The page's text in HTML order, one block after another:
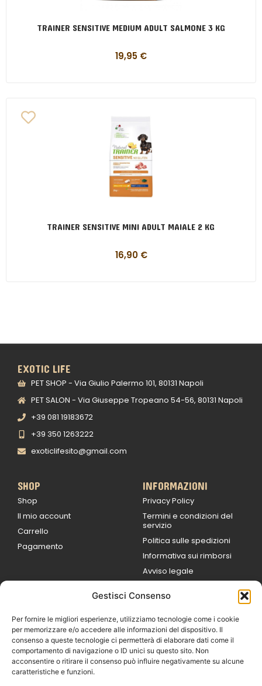
Gestisci Consenso
Per fornire le migliori esperienze, utilizziamo tecnologie come i cookie
per memorizzare e/o accedere alle informazioni del dispositivo. Il
consenso a queste tecnologie ci permetterà di elaborare dati come il
comportamento di navigazione o ID unici su questo sito. Non
acconsentire o ritirare il consenso può influire negativamente su alcune
caratteristiche e funzioni.
TRAINER SENSITIVE MEDIUM ADULT SALMONE 3 KG
19,95 €
TRAINER SENSITIVE MINI ADULT MAIALE 2 KG
16,90 €
EXOTIC LIFE
PET SHOP - Via Giulio Palermo 101, 80131 Napoli
PET SALON - Via Giuseppe Tropeano 54-56, 80131 Napoli
+39 081 19183672
+39 350 1263222
exoticlifesito@gmail.com
SHOP
Shop
Il mio account
Carrello
Pagamento
INFORMAZIONI
Privacy Policy
Termini e condizioni del
servizio
Politica sulle spedizioni
Informativa sui rimborsi
Avviso legale
9:00
Sabato 09:00 /
14:00
16:30 /
Domenica